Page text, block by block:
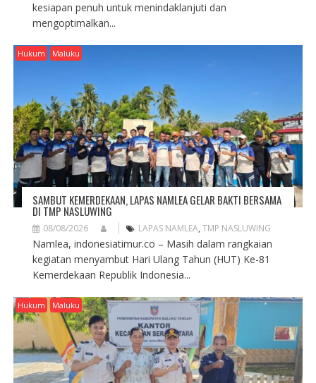
kesiapan penuh untuk menindaklanjuti dan
mengoptimalkan...
Hukum Maluku
SAMBUT KEMERDEKAAN, LAPAS NAMLEA GELAR BAKTI BERSAMA
DI TMP NASLUWING
08/08/2026 LAPAS NAMLEA, TMP NASLUWING
Namlea, indonesiatimur.co – Masih dalam rangkaian
kegiatan menyambut Hari Ulang Tahun (HUT) Ke-81
Kemerdekaan Republik Indonesia...
Hukum Maluku